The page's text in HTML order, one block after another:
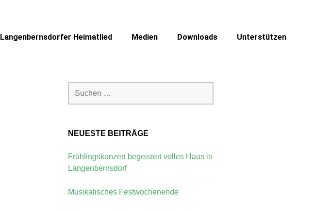
Langenbernsdorfer Heimatlied Medien Downloads Unterstützen
NEUESTE BEITRÄGE
Frühlingskonzert begeistert volles Haus in
Langenbernsdorf
Musikalisches Festwochenende